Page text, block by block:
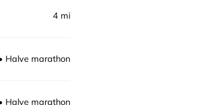
4 mi
Halve marathon
Halve marathon